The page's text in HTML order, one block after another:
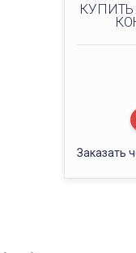
Заказать